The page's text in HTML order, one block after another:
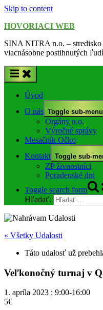
Skip to content
HOVORIACI WEB
SINA NITRA n.o. –
viacnásobne postihnutých ľudí
Úvod
O nás Toggle sub-menu
Orgány n.o.
Výročné správy
Mesačník Očko
Kontakt Toggle sub-
ZP živnostníci
Poradenské dni
Toggle search form
Hľadať:
« Všetky Udalosti
Táto udalosť už
Veľkonočný turnaj v
1. apríla 2023 ; 9:00-16:00
5€